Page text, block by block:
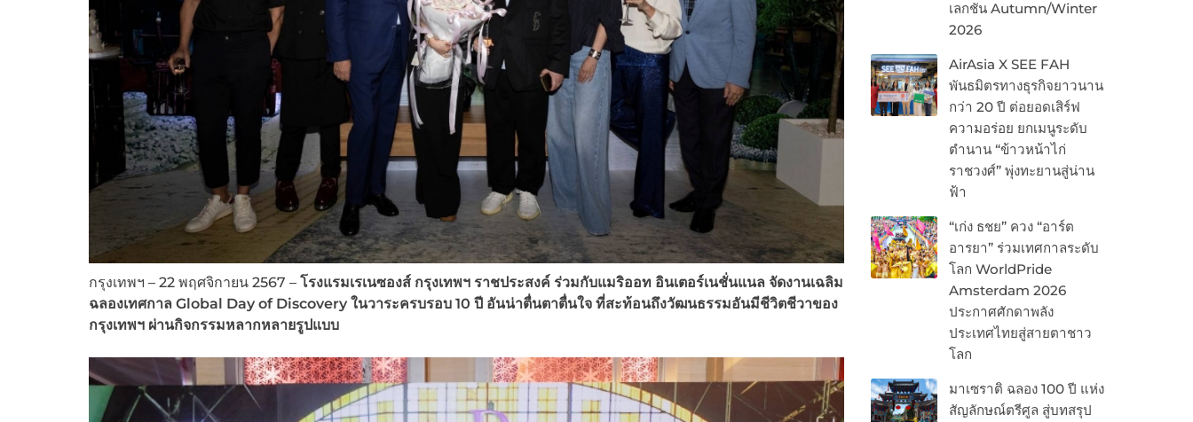
เลกชัน Autumn/Winter
2026
AirAsia X SEE FAH
พันธมิตรทางธุรกิจยาวนาน
กว่า 20 ปี ต่อยอดเสิร์ฟ
ความอร่อย ยกเมนูระดับ
ตำนาน “ข้าวหน้าไก่
ราชวงศ์” พุ่งทะยานสู่น่าน
ฟ้า
“เก่ง ธชย” ควง “อาร์ต
อารยา” ร่วมเทศกาลระดับ
โลก WorldPride
Amsterdam 2026
ประกาศศักดาพลัง
ประเทศไทยสู่สายตาชาว
โลก
มาเซราติ ฉลอง 100 ปี แห่ง
สัญลักษณ์ตรีศูล สู่บทสรุป
กรุงเทพฯ – 22 พฤศจิกายน 2567 – โรงแรมเรเนซองส์ กรุงเทพฯ ราชประสงค์ ร่วมกับแมริออท อินเตอร์เนชั่นแนล จัดงานเฉลิม
ฉลองเทศกาล Global Day of Discovery ในวาระครบรอบ 10 ปี อันน่าตื่นตาตื่นใจ ที่สะท้อนถึงวัฒนธรรมอันมีชีวิตชีวาของ
กรุงเทพฯ ผ่านกิจกรรมหลากหลายรูปแบบ